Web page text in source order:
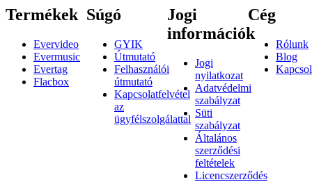
Termékek
Evervideo
Evermusic
Evertag
Flacbox
Súgó
GYIK
Útmutató
Felhasználói
útmutató
Kapcsolatfelvétel
az
ügyfélszolgálattal
Jogi
információk
Jogi
nyilatkozat
Adatvédelmi
szabályzat
Süti
szabályzat
Általános
szerződési
feltételek
Licencszerződés
Cég
Rólunk
Blog